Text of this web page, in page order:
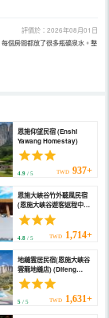
評價於：2026年08月01日
個房間都放了很多瓶礦泉水。整
恩施仰望民宿 (Enshi
Yawang Homestay)
4.9/ 5 TWD 937+
恩施大峽谷竹外聽風民宿
(恩施大峽谷遊客返程中心
店) (Enshi Grand
Canyon Scenic Area
Zhuwai Tingfeng
Center))
4.8/ 5 TWD 1,714+
地縫雲居民宿(恩施大峽谷
雲龍地縫店) (Difeng
Yunju Homestay
(Yunlong Ground
Fissure Store, Enshi
5/ 5 TWD 1,631+